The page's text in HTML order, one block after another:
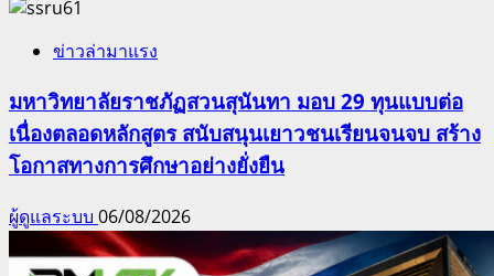
ข่าวล่ามาแรง
มหาวิทยาลัยราชภัฏสวนสุนันทา มอบ 29 ทุนแบบต่อ
เนื่องตลอดหลักสูตร สนับสนุนเยาวชนเรียนจนจบ สร้าง
โอกาสทางการศึกษาอย่างยั่งยืน
ผู้ดูแลระบบ 06/08/2026